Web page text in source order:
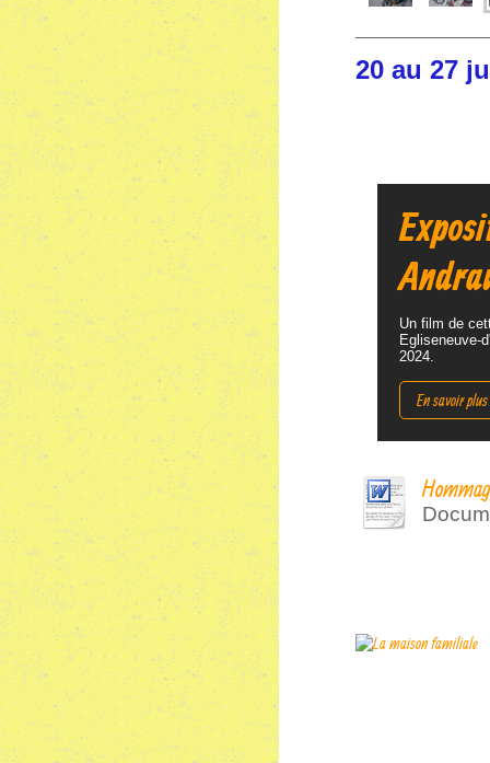
20 au
Un film de
Egliseneuve-
2024.
En savoir plus